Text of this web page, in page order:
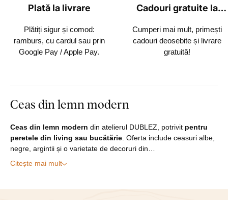
Plată la livrare
Plătiți sigur și comod:
ramburs, cu cardul sau prin
Google Pay / Apple Pay.
Cadouri gratuite la
Cumperi mai mult, primești
cadouri deosebite și livrare
gratuită!
Ceas din lemn modern
Ceas din lemn modern din atelierul DUBLEZ, potrivit pentru
peretele din living sau bucătărie . Oferta include ceasuri albe,
negre, argintii și o varietate de decoruri din…
Citește mai mult